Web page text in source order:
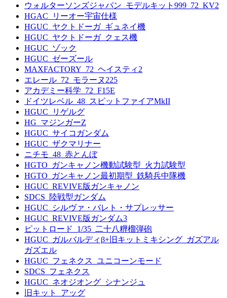
ウォルターソンズジャパン_モデルキット999_72_KV2
HGAC_リーオー宇宙仕様
HGUC_ヤクトドーガ_ギュネイ機
HGUC_ヤクトドーガ_クェス機
HGUC_ゾック
HGUC_ゼーズール
MAXFACTORY_72_ヘイスティ2
エレール_72_モラーヌ225
アカデミー科学_72_F15E
ドイツレベル_48_スピットファイアMkII
HGUC_リゲルグ
HG_マジンガーZ
HGUC_サイコガンダム
HGUC_ザクマリナー
ニチモ_48_赤とんぼ
HGTO_ガンキャノン機動試験型_火力試験型
HGTO_ガンキャノン最初期型_鉄騎兵中隊機
HGUC_REVIVE版ガンキャノン
SDCS_陸戦型ガンダム
HGUC_シルヴァ・バレト・サプレッサー
HGUC_REVIVE版ガンダム3
ピットロード_1/35_二十八糎榴弾砲
HGUC_ガルバルディβ+旧キットミキシング_ガズアル
ガズエル
HGUC_フェネクス_ユニコーンモード
SDCS_フェネクス
HGUC_ネオジオング_シナンジュ
旧キット_アッグ